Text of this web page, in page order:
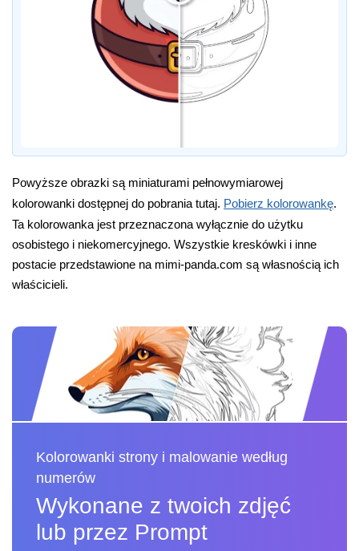
Powyższe obrazki są miniaturami pełnowymiarowej
kolorowanki dostępnej do pobrania tutaj. Pobierz kolorowankę.
Ta kolorowanka jest przeznaczona wyłącznie do użytku
osobistego i niekomercyjnego. Wszystkie kreskówki i inne
postacie przedstawione na mimi-panda.com są własnością ich
właścicieli.
Kolorowanki strony i malowanie według
numerów
Wykonane z twoich zdjęć
lub przez Prompt